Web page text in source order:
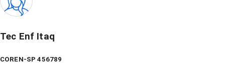
Tec Enf Itaq
COREN-SP 456789